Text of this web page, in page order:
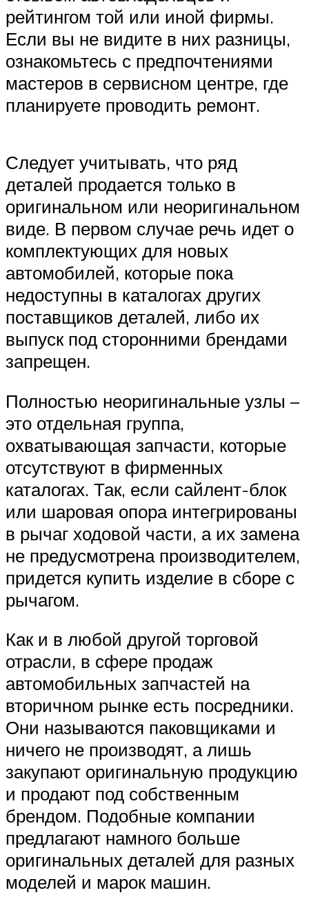
рейтингом той или иной фирмы.
Если вы не видите в них разницы,
ознакомьтесь с предпочтениями
мастеров в сервисном центре, где
планируете проводить ремонт.
Следует учитывать, что ряд
деталей продается только в
оригинальном или неоригинальном
виде. В первом случае речь идет о
комплектующих для новых
автомобилей, которые пока
недоступны в каталогах других
поставщиков деталей, либо их
выпуск под сторонними брендами
запрещен.
Полностью неоригинальные узлы –
это отдельная группа,
охватывающая запчасти, которые
отсутствуют в фирменных
каталогах. Так, если сайлент-блок
или шаровая опора интегрированы
в рычаг ходовой части, а их замена
не предусмотрена производителем,
придется купить изделие в сборе с
рычагом.
Как и в любой другой торговой
отрасли, в сфере продаж
автомобильных запчастей на
вторичном рынке есть посредники.
Они называются паковщиками и
ничего не производят, а лишь
закупают оригинальную продукцию
и продают под собственным
брендом. Подобные компании
предлагают намного больше
оригинальных деталей для разных
моделей и марок машин.